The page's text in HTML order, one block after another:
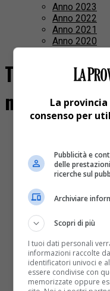
Anno 2023
Anno 2022
Anno 2021
Anno 2020
Tutti i post
martiri
La
consenso per
Pubblicità e
delle
ricerche sul
Archiviare
Scopri di più
I tuoi dati personali
informazioni raccolte
identificatori univoci e
essere condivise con
memorizzate oppure